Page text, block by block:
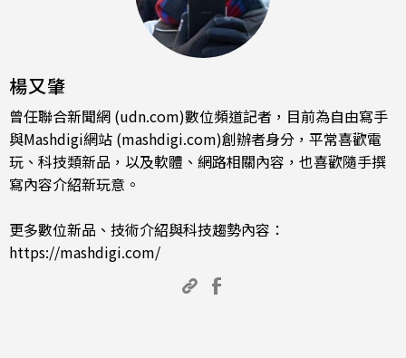
楊又肇
曾任聯合新聞網 (udn.com)數位頻道記者，目前為自由寫手
與Mashdigi網站 (mashdigi.com)創辦者身分，平常喜歡電
玩、科技類新品，以及軟體、網路相關內容，也喜歡隨手撰
寫內容介紹新玩意。
更多數位新品、技術介紹與科技趨勢內容：
https://mashdigi.com/